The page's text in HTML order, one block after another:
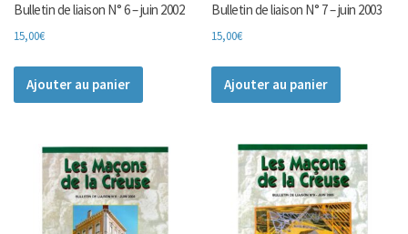
Bulletin de liaison N° 6 – juin 2002
15,00€
Ajouter au panier
Bulletin de liaison N° 7 – juin 2003
15,00€
Ajouter au panier